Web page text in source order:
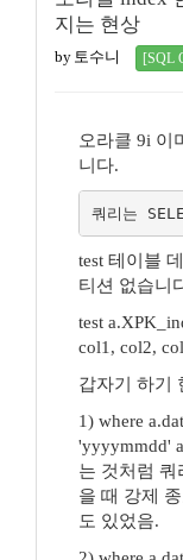
지는 현상
by 토수니 [SQL
오라클 9i 이
니다.
쿼리는
test 테이블
티션 없습니
test
col1, col2,
갑자기 하기
1) where
'yyyymmdd'
는 것처럼 쿼
을 때 강제
도 있었음.